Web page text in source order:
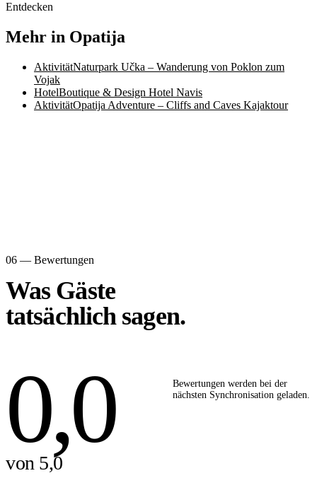
Entdecken
Mehr in Opatija
AktivitätNaturpark Učka – Wanderung von Poklon zum
Vojak
HotelBoutique & Design Hotel Navis
AktivitätOpatija Adventure – Cliffs and Caves Kajaktour
06 — Bewertungen
Was Gäste
tatsächlich sagen.
0,0
von 5,0
Bewertungen werden bei der
nächsten Synchronisation geladen.